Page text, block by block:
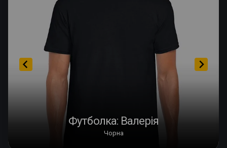
Футболка: Валерія
Чорна